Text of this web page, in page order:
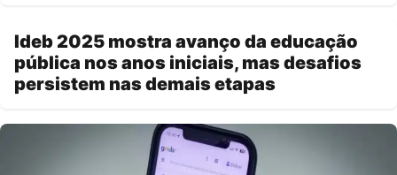
Ideb 2025 mostra avanço da educação
pública nos anos iniciais, mas desafios
persistem nas demais etapas